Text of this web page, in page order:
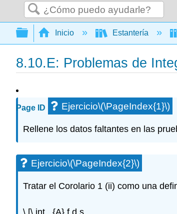
Buscar
Expandir/contraer
Inicio Estantería
8.10.E: Problemas de
Page ID Ejercicio\(\PageIndex{1}\)
Rellene los datos faltantes en las
Ejercicio\(\PageIndex{2}\)
Tratar el Corolario 1 (ii) como una
\ [\ int_ {A} f d s